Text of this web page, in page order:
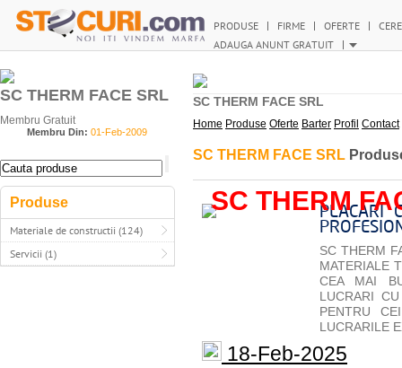
PRODUSE FIRME OFERTE
ADAUGA ANUNT GRATUIT
SC THERM FACE SRL
Membru Gratuit
Membru Din: 01-Feb-2009
Produse
Materiale de constructii (124)
Servicii (1)
SC THERM
SC THERM FACE SRL
Home Produse Oferte Barter Profil Contact
SC THERM FACE SRL
PLACARI
SC THERM
MATERIALE
CEA MAI
LUCRARI
PENTRU
LUCRARILE
18-Feb-2025